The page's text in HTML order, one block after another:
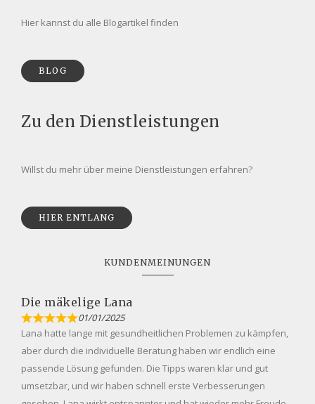
Hier kannst du alle Blogartikel finden
BLOG
Zu den Dienstleistungen
Willst du mehr über meine Dienstleistungen erfahren?
HIER ENTLANG
KUNDENMEINUNGEN
Die mäkelige Lana
01/01/2025
Lana hatte lange mit gesundheitlichen Problemen zu kämpfen,
aber durch die individuelle Beratung haben wir endlich eine
passende Lösung gefunden. Die Tipps waren klar und gut
umsetzbar, und wir haben schnell erste Verbesserungen